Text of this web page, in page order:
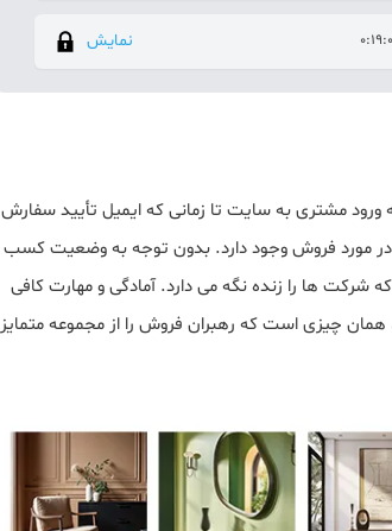
نمایش
مشتری به سایت تا زمانی که ایمیل تأیید سفارش
در مورد فروش وجود دارد. بدون توجه به وضعیت کسب
شرکت ها را زنده نگه می دارد. آمادگی و مهارت کافی
چیزی است که رهبران فروش را از مجموعه متمایز